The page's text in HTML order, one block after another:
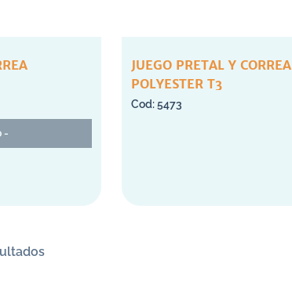
-
JUEGO PRETAL Y CORREA
POLYESTER T3
5473